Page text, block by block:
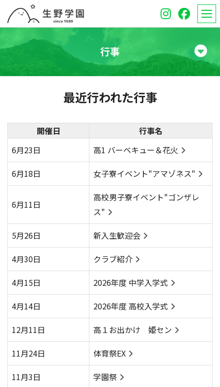
学校紹介
中学校
オープンスクール
保護者のみなさんへ
受験生のみなさんへ
アクセス お問い合わせ
行事
最近行われた行事
開催日
行事名
6月23日
高1 バーベキュー＆花火
6月18日
女子寮イベント"アマゾネス"
6月11日
高校男子寮イベント"ゴンザレ
ス"
5月26日
新入生歓迎会
4月30日
クラブ紹介
4月15日
2026年度 中学入学式
4月14日
2026年度 高校入学式
12月11日
高１お出かけ 姫セン
11月24日
体育祭EX
11月3日
学園祭